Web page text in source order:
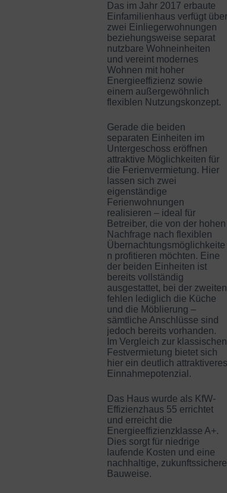
Das im Jahr 2017 erbaute
Einfamilienhaus verfügt über
zwei Einliegerwohnungen
beziehungsweise separat
nutzbare Wohneinheiten
und vereint modernes
Wohnen mit hoher
Energieeffizienz sowie
einem außergewöhnlich
flexiblen Nutzungskonzept.
Gerade die beiden
separaten Einheiten im
Untergeschoss eröffnen
attraktive Möglichkeiten für
die Ferienvermietung. Hier
lassen sich zwei
eigenständige
Ferienwohnungen
realisieren – ideal für
Betreiber, die von der hohen
Nachfrage nach flexiblen
Übernachtungsmöglichkeite
n profitieren möchten. Eine
der beiden Einheiten ist
bereits vollständig
ausgestattet, bei der zweiten
fehlen lediglich die Küche
und die Möblierung –
sämtliche Anschlüsse sind
jedoch bereits vorhanden.
Im Vergleich zur klassischen
Festvermietung bietet sich
hier ein deutlich attraktiveres
Einnahmepotenzial.
Das Haus wurde als KfW-
Effizienzhaus 55 errichtet
und erreicht die
Energieeffizienzklasse A+.
Dies sorgt für niedrige
laufende Kosten und eine
nachhaltige, zukunftssichere
Bauweise.